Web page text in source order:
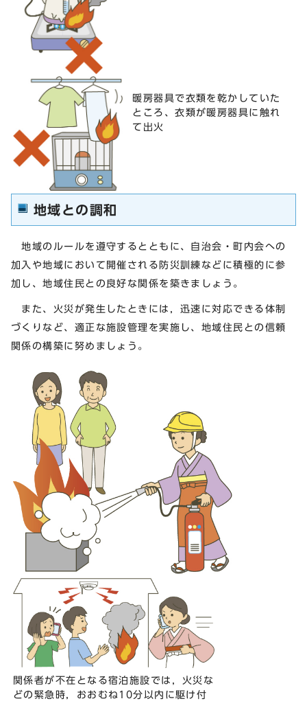
暖房器具で衣類を乾かしていた
ところ、衣類が暖房器具に触れ
て出火
地域との調和
地域のルールを遵守するとともに、自治会・町内会への
加入や地域において開催される防災訓練などに積極的に参
加し、地域住民との良好な関係を築きましょう。
また、火災が発生したときには，迅速に対応できる体制
づくりなど、適正な施設管理を実施し、地域住民との信頼
関係の構築に努めましょう。
関係者が不在となる宿泊施設では，火災な
どの緊急時，おおむね10分以内に駆け付